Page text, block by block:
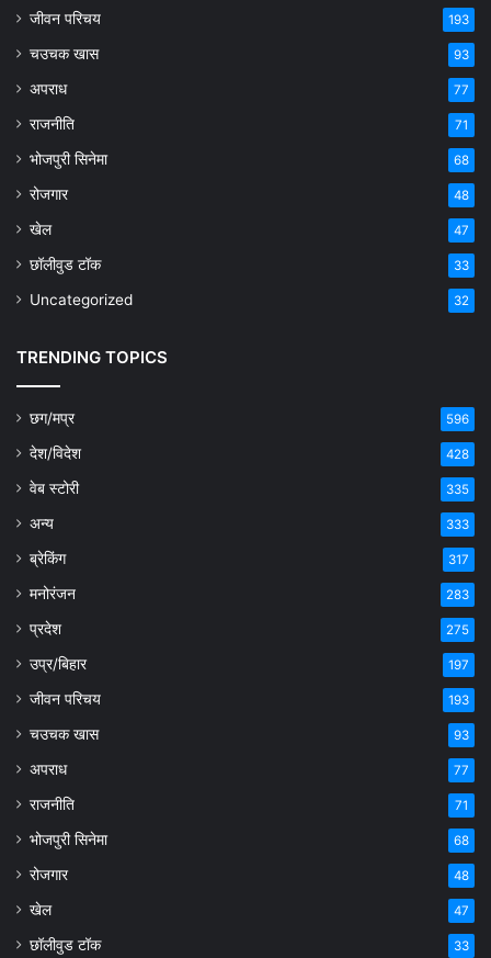
जीवन परिचय 193
चउचक खास 93
अपराध 77
राजनीति 71
भोजपुरी सिनेमा 68
रोजगार 48
खेल 47
छॉलीवुड टॉक 33
Uncategorized 32
TRENDING TOPICS
छग/मप्र 596
देश/विदेश 428
वेब स्टोरी 335
अन्य 333
ब्रेकिंग 317
मनोरंजन 283
प्रदेश 275
उप्र/बिहार 197
जीवन परिचय 193
चउचक खास 93
अपराध 77
राजनीति 71
भोजपुरी सिनेमा 68
रोजगार 48
खेल 47
छॉलीवुड टॉक 33